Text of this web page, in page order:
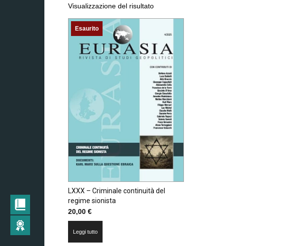
Visualizzazione del risultato
Esaurito
LXXX – Criminale continuità del
regime sionista
20,00 €
Leggi tutto